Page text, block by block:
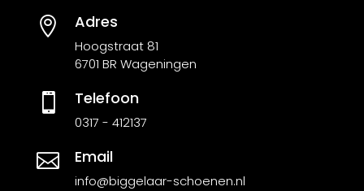
 Adres
Hoogstraat 81
6701 BR Wageningen
 Telefoon
0317 - 412137
 Email
info@biggelaar-schoenen.nl